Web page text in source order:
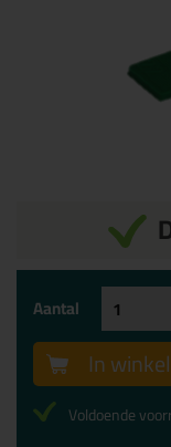
Aantal
In
Voldoende